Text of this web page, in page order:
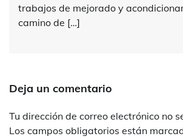
trabajos de mejorado y
camino de […]
Deja un comentario
Tu dirección de correo electrónico no
Los campos obligatorios están